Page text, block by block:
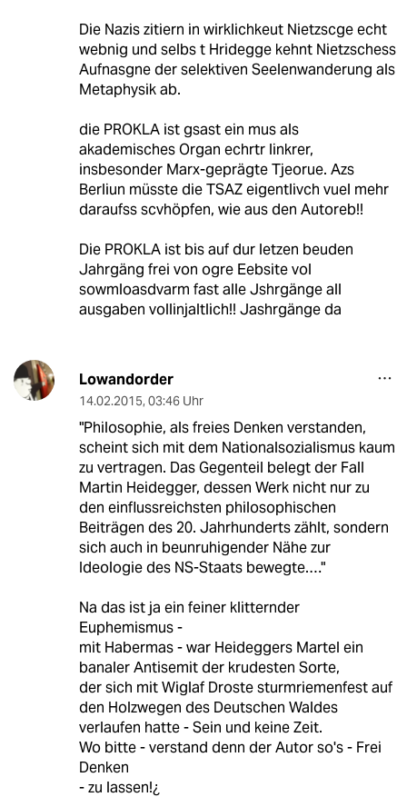
Die Nazis zitiern in wirklichkeut Nietzscge echt
webnig und selbs t Hridegge kehnt Nietzschess
Aufnasgne der selektiven Seelenwanderung als
Metaphysik ab.
die PROKLA ist gsast ein mus als
akademisches Organ echrtr linkrer,
insbesonder Marx-geprägte Tjeorue. Azs
Berliun müsste die TSAZ eigentlivch vuel mehr
daraufss scvhöpfen, wie aus den Autoreb!!
Die PROKLA ist bis auf dur letzen beuden
Jahrgäng frei von ogre Eebsite vol
sowmloasdvarm fast alle Jshrgänge all
ausgaben vollinjaltlich!! Jashrgänge da
Lowandorder
14.02.2015, 03:46 Uhr
"Philosophie, als freies Denken verstanden,
scheint sich mit dem Nationalsozialismus kaum
zu vertragen. Das Gegenteil belegt der Fall
Martin Heidegger, dessen Werk nicht nur zu
den einflussreichsten philosophischen
Beiträgen des 20. Jahrhunderts zählt, sondern
sich auch in beunruhigender Nähe zur
Ideologie des NS-Staats bewegte.…"
Na das ist ja ein feiner klitternder
Euphemismus -
mit Habermas - war Heideggers Martel ein
banaler Antisemit der krudesten Sorte,
der sich mit Wiglaf Droste sturmriemenfest auf
den Holzwegen des Deutschen Waldes
verlaufen hatte - Sein und keine Zeit.
Wo bitte - verstand denn der Autor so's - Frei
Denken
- zu lassen!¿